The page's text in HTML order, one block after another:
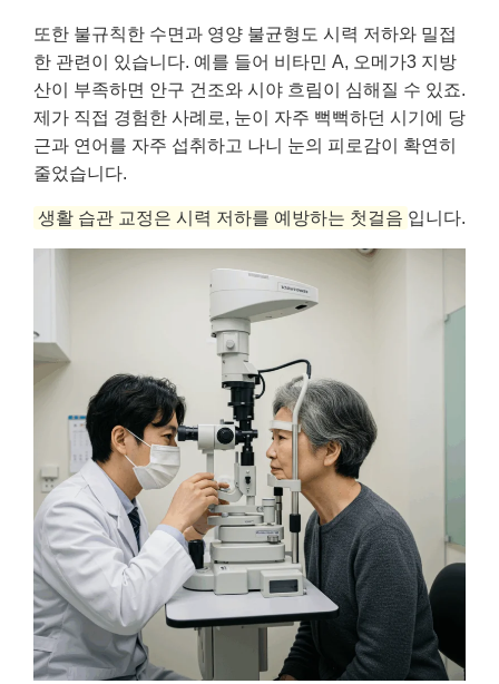
또한 불규칙한 수면과 영양 불균형도 시력 저하와 밀접
한 관련이 있습니다. 예를 들어 비타민 A, 오메가3 지방
산이 부족하면 안구 건조와 시야 흐림이 심해질 수 있죠.
제가 직접 경험한 사례로, 눈이 자주 뻑뻑하던 시기에 당
근과 연어를 자주 섭취하고 나니 눈의 피로감이 확연히
줄었습니다.
생활 습관 교정은 시력 저하를 예방하는 첫걸음 입니다.